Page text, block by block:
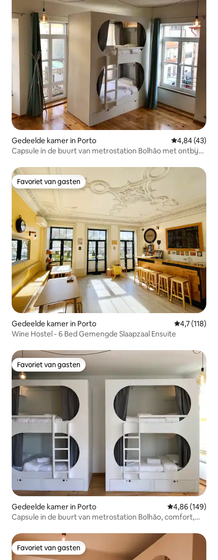
Gedeelde kamer in Porto Gemiddelde
4,84 (43)
Capsule in de buurt van metrostation Bolhão met ontbijt
Favoriet van gasten
Favoriet van gasten
Gedeelde kamer in Porto Gemiddelde
4,7 (118)
Wine Hostel - 6 Bed Gemengde Slaapzaal Ensuite
Favoriet van gasten
Favoriet van gasten
Gedeelde kamer in Porto Gemiddelde
4,86 (149)
Capsule in de buurt van metrostation Bolhão, comfort,
Favoriet van gasten
Favoriet van gasten